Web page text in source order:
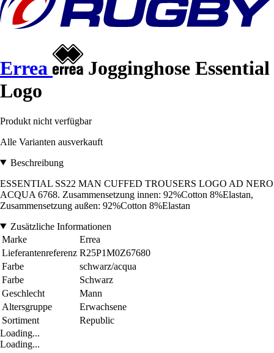
Errea
Jogginghose Essential
Logo
Produkt nicht verfügbar
Alle Varianten ausverkauft
Beschreibung
ESSENTIAL SS22 MAN CUFFED TROUSERS LOGO AD NERO
ACQUA 6768. Zusammensetzung innen: 92%Cotton 8%Elastan,
Zusammensetzung außen: 92%Cotton 8%Elastan
Zusätzliche Informationen
Marke
Errea
Lieferantenreferenz R25P1M0Z67680
Farbe
schwarz/acqua
Farbe
Schwarz
Geschlecht
Mann
Altersgruppe
Erwachsene
Sortiment
Republic
Loading...
Loading...